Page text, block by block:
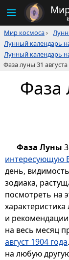
Мир космоса›
Лунный календарь
Лунный календарь
Фаза луны 31
Фаза
Фаза Луны
интересующую
день,
зодиака,
посмотреть на
и
на весь месяц
август 1904 года
на любую